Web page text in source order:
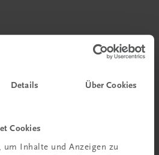
Details Über Cookies
Cookies
um Inhalte und Anzeigen zu